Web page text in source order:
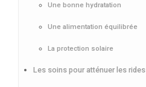
Une bonne hydratation
Une alimentation équilibrée
La protection solaire
Les soins pour atténuer les rides